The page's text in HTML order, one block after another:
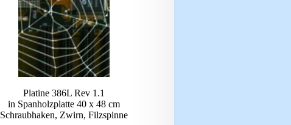
Platine 386L Rev 1.1
in Spanholzplatte 40 x 48 cm
Schraubhaken, Zwirn, Filzspinne